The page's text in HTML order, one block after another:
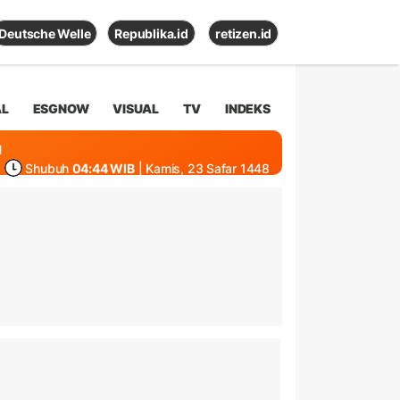
Deutsche Welle Republika.id retizen.id
ESGNOW VISUAL TV INDEKS
Shubuh 04:44 WIB | Kamis, 23 Safar 1448